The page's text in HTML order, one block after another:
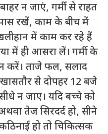
न जाएं, गर्मी से राहत
रखें, काम के बीच में
में काम कर रहे हैं
में ही आसरा लें। गर्मी के
करें। ताजे फल, सलाद
से दोपहर 12 बजे
न जाए। यदि बच्चे को
तेज सिरदर्द हो, सीने
हो तो चिकित्सक